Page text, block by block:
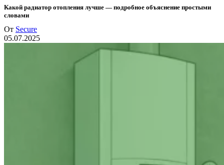
Какой радиатор отопления лучше — подробное объяснение простыми
словами
От Secure
05.07.2025